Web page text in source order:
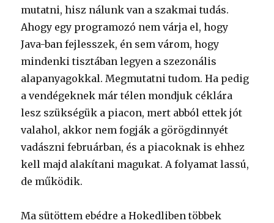
mutatni, hisz nálunk van a szakmai tudás.
Ahogy egy programozó nem várja el, hogy
Java-ban fejlesszek, én sem várom, hogy
mindenki tisztában legyen a szezonális
alapanyagokkal. Megmutatni tudom. Ha pedig
a vendégeknek már télen mondjuk céklára
lesz szükségük a piacon, mert abból ettek jót
valahol, akkor nem fogják a görögdinnyét
vadászni februárban, és a piacoknak is ehhez
kell majd alakítani magukat. A folyamat lassú,
de működik.
Ma sütöttem ebédre a Hokedliben többek